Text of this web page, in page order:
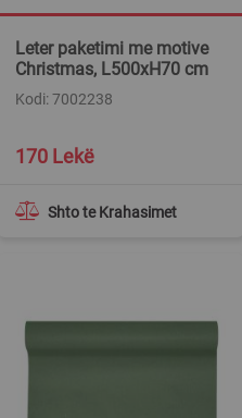
Leter paketimi me motive
Christmas, L500xH70 cm
Kodi: 7002238
Shto te Krahasimet
170 Lekë